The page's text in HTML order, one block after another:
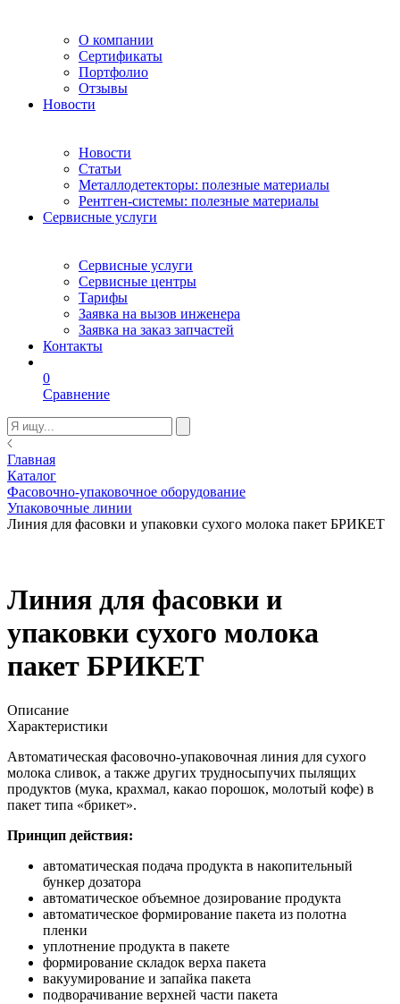
О компании
Сертификаты
Портфолио
Отзывы
Новости
Новости
Статьи
Металлодетекторы: полезные материалы
Рентген-системы: полезные материалы
Сервисные услуги
Сервисные услуги
Сервисные центры
Тарифы
Заявка на вызов инженера
Заявка на заказ запчастей
Контакты
0
Сравнение
Главная
Каталог
Фасовочно-упаковочное оборудование
Упаковочные линии
Линия для фасовки и упаковки сухого молока пакет БРИКЕТ
Линия для фасовки и
упаковки сухого молока
пакет БРИКЕТ
Описание
Характеристики
Автоматическая фасовочно-упаковочная линия для сухого
молока сливок, а также других трудносыпучих пылящих
продуктов (мука, крахмал, какао порошок, молотый кофе) в
пакет типа «брикет».
Принцип действия:
автоматическая подача продукта в накопительный
бункер дозатора
автоматическое объемное дозирование продукта
автоматическое формирование пакета из полотна
пленки
уплотнение продукта в пакете
формирование складок верха пакета
вакуумирование и запайка пакета
подворачивание верхней части пакета